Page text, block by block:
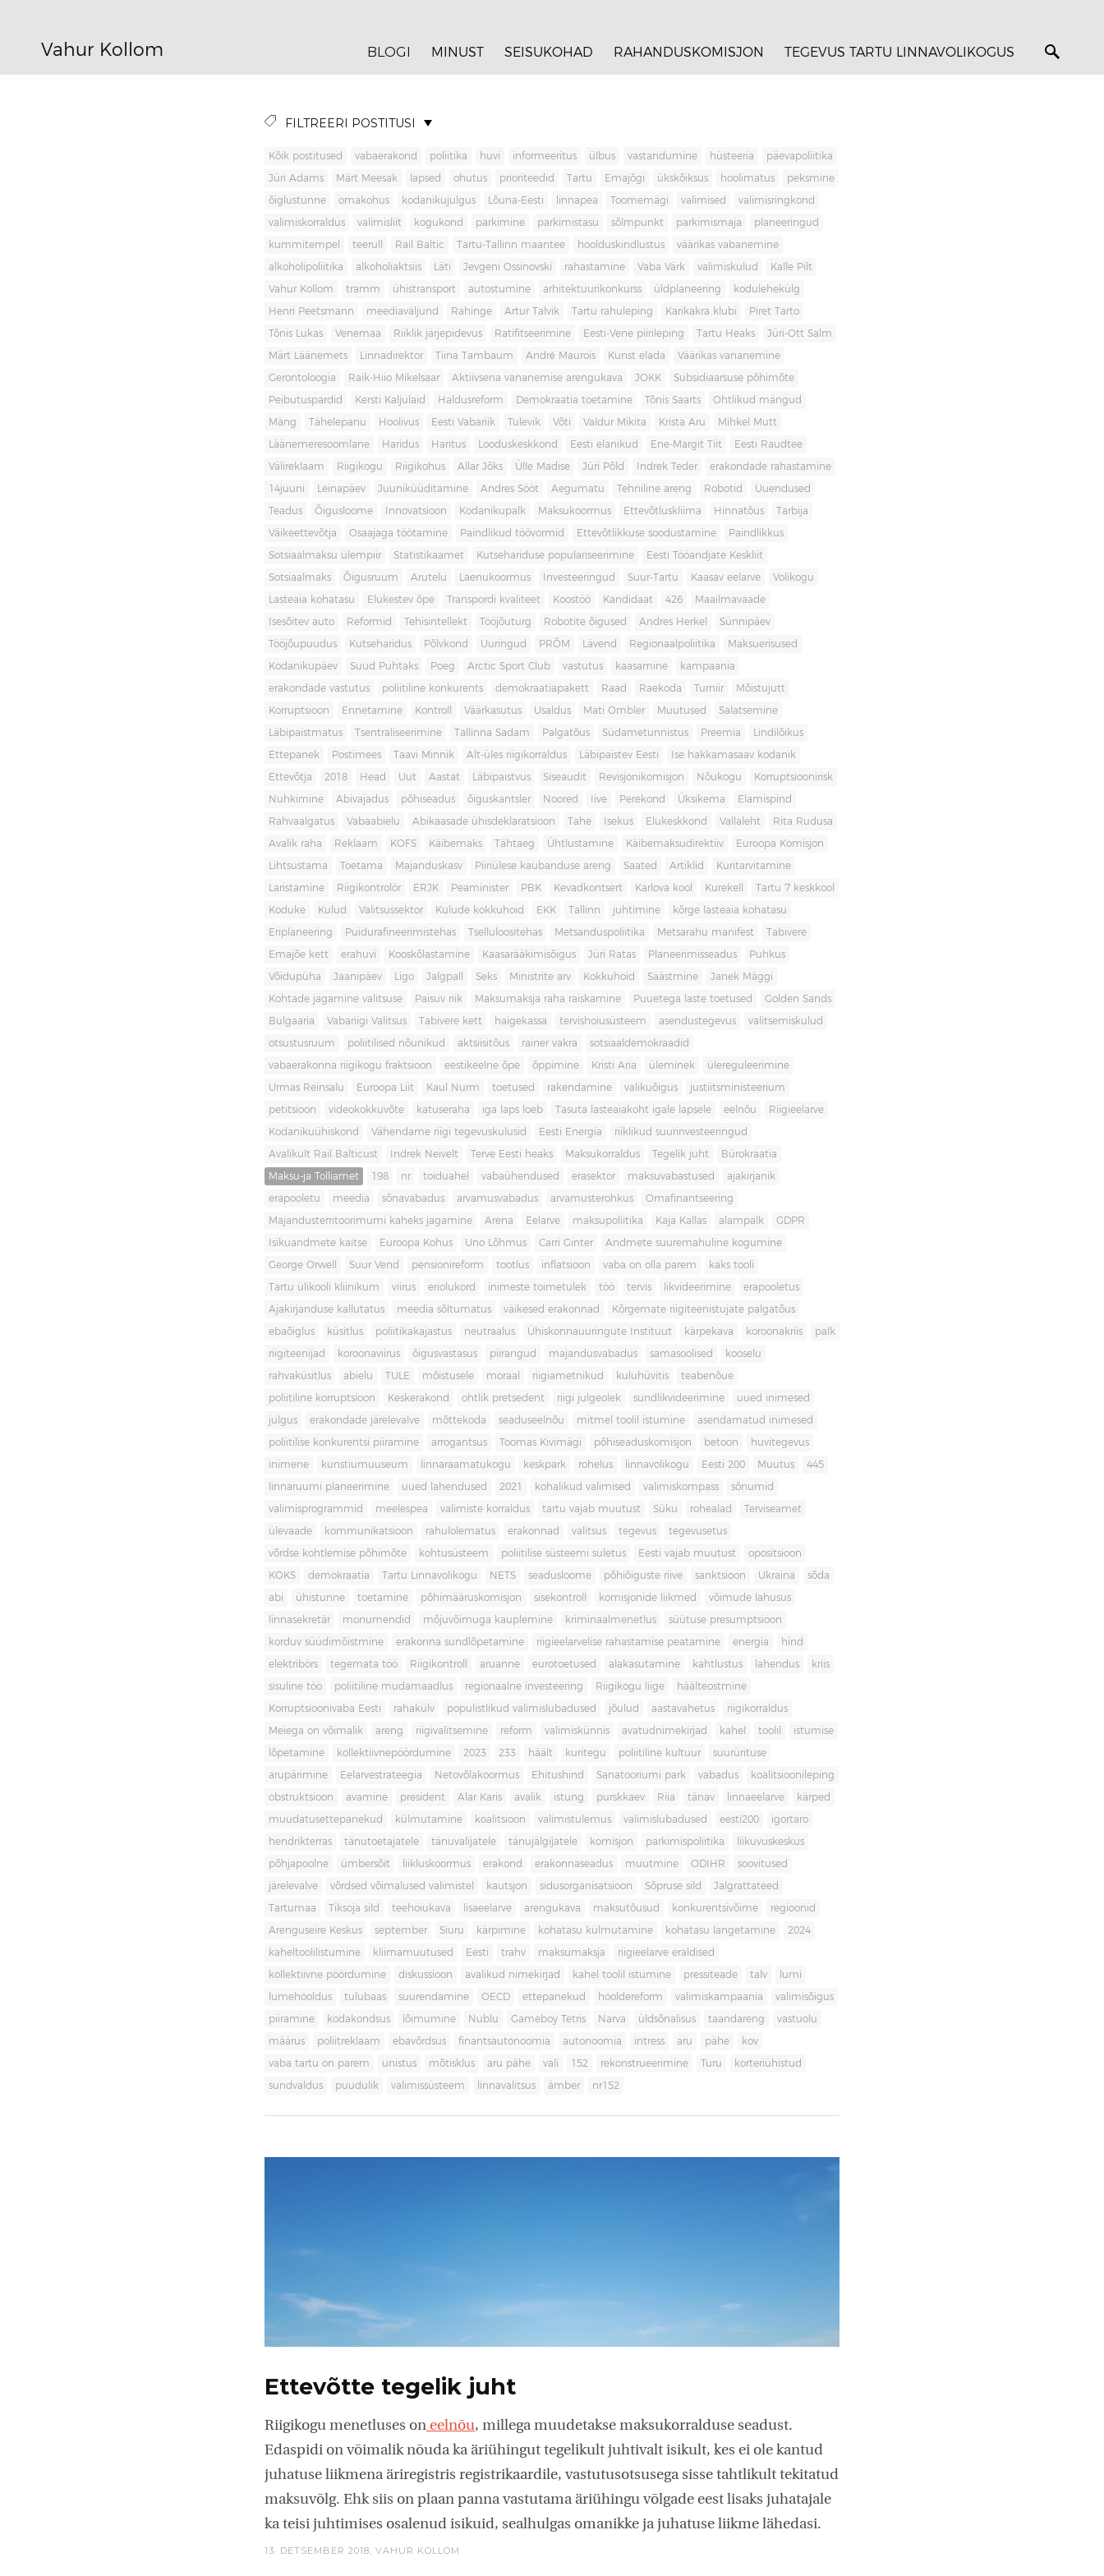
Vahur Kollom BLOGI MINUST SEISUKOHAD RAHANDUSKOMISJON TEGEVUS TARTU LINNAVOLIKOGUS
FILTREERI POSTITUSI
Kõik postitused vabaerakond poliitika huvi informeeritus ülbus vastandumine hüsteeria päevapoliitika
Jüri Adams Märt Meesak lapsed ohutus prioriteedid Tartu Emajõgi ükskõiksus hoolimatus peksmine
õiglustunne omakohus kodanikujulgus Lõuna-Eesti linnapea Toomemägi valimised valimisringkond
valimiskorraldus valimisliit kogukond parkimine parkimistasu sõlmpunkt parkimismaja planeeringud
kummitempel teerull Rail Baltic Tartu-Tallinn maantee hoolduskindlustus väärikas vabanemine
alkoholipoliitika alkoholiaktsiis Läti Jevgeni Ossinovski rahastamine Vaba Värk valimiskulud Kalle Pilt
Vahur Kollom tramm ühistransport autostumine arhitektuurikonkurss üldplaneering kodulehekülg
Henri Peetsmann meediaväljund Rahinge Artur Talvik Tartu rahuleping Karikakra klubi Piret Tarto
Tõnis Lukas Venemaa Riiklik järjepidevus Ratifitseerimine Eesti-Vene piirileping Tartu Heaks Jüri-Ott Salm
Märt Läänemets Linnadirektor Tiina Tambaum André Maurois Kunst elada Väärikas vananemine
Gerontoloogia Raik-Hiio Mikelsaar Aktiivsena vananemise arengukava JOKK Subsidiaarsuse põhimõte
Peibutuspardid Kersti Kaljulaid Haldusreform Demokraatia toetamine Tõnis Saarts Ohtlikud mängud
Mäng Tähelepanu Hoolivus Eesti Vabariik Tulevik Võti Valdur Mikita Krista Aru Mihkel Mutt
Läänemeresoomlane Haridus Haritus Looduskeskkond Eesti elanikud Ene-Margit Tiit Eesti Raudtee
Välireklaam Riigikogu Riigikohus Allar Jõks Ülle Madise Jüri Põld Indrek Teder erakondade rahastamine
14juuni Leinapäev Juuniküüditamine Andres Sööt Aegumatu Tehniline areng Robotid Uuendused
Teadus Õigusloome Innovatsioon Kodanikupalk Maksukoormus Ettevõtluskliima Hinnatõus Tarbija
Väikeettevõtja Osaajaga töötamine Paindlikud töövormid Ettevõtlikkuse soodustamine Paindlikkus
Sotsiaalmaksu ülempiir Statistikaamet Kutsehariduse populariseerimine Eesti Tööandjate Keskliit
Sotsiaalmaks Õigusruum Arutelu Laenukoormus Investeeringud Suur-Tartu Kaasav eelarve Volikogu
Lasteaia kohatasu Elukestev õpe Transpordi kvaliteet Koostöö Kandidaat 426 Maailmavaade
Isesõitev auto Reformid Tehisintellekt Tööjõuturg Robotite õigused Andres Herkel Sünnipäev
Tööjõupuudus Kutseharidus Põlvkond Uuringud PRÕM Lävend Regionaalpoliitika Maksuerisused
Kodanikupäev Suud Puhtaks Poeg Arctic Sport Club vastutus kaasamine kampaania
erakondade vastutus poliitiline konkurents demokraatiapakett Raad Raekoda Turniir Mõistujutt
Korruptsioon Ennetamine Kontroll Väärkasutus Usaldus Mati Ombler Muutused Salatsemine
Läbipaistmatus Tsentraliseerimine Tallinna Sadam Palgatõus Südametunnistus Preemia Lindilõikus
Ettepanek Postimees Taavi Minnik Alt-üles riigikorraldus Läbipaistev Eesti Ise hakkamasaav kodanik
Ettevõtja 2018 Head Uut Aastat Läbipaistvus Siseaudit Revisjonikomisjon Nõukogu Korruptsioonirisk
Nuhkimine Abivajadus põhiseadus õiguskantsler Noored Iive Perekond Üksikema Elamispind
Rahvaalgatus Vabaabielu Abikaasade ühisdeklaratsioon Tahe Isekus Elukeskkond Vallaleht Rita Rudusa
Avalik raha Reklaam KOFS Käibemaks Tähtaeg Ühtlustamine Käibemaksudirektiiv Euroopa Komisjon
Lihtsustama Toetama Majanduskasv Piiriülese kaubanduse areng Saated Artiklid Kuritarvitamine
Laristamine Riigikontrolör ERJK Peaminister PBK Kevadkontsert Karlova kool Kurekell Tartu 7 keskkool
Koduke Kulud Valitsussektor Kulude kokkuhoid EKK Tallinn juhtimine kõrge lasteaia kohatasu
Eriplaneering Puidurafineerimistehas Tselluloositehas Metsanduspoliitika Metsarahu manifest Tabivere
Emajõe kett erahuvi Kooskõlastamine Kaasarääkimisõigus Jüri Ratas Planeerimisseadus Puhkus
Võidupüha Jaanipäev Ligo Jalgpall Seks Ministrite arv Kokkuhoid Säästmine Janek Mäggi
Kohtade jagamine valitsuse Paisuv riik Maksumaksja raha raiskamine Puuetega laste toetused Golden Sands
Bulgaaria Vabariigi Valitsus Tabivere kett haigekassa tervishoiusüsteem asendustegevus valitsemiskulud
otsustusruum poliitilised nõunikud aktsiisitõus rainer vakra sotsiaaldemokraadid
vabaerakonna riigikogu fraktsioon eestikeelne õpe õppimine Kristi Aria üleminek ülereguleerimine
Urmas Reinsalu Euroopa Liit Kaul Nurm toetused rakendamine valikuõigus justiitsministeerium
petitsioon videokokkuvõte katuseraha iga laps loeb Tasuta lasteaiakoht igale lapsele eelnõu Riigieelarve
Kodanikuühiskond Vähendame riigi tegevuskulusid Eesti Energia riiklikud suurinvesteeringud
Avalikult Rail Balticust Indrek Neivelt Terve Eesti heaks Maksukorraldus Tegelik juht Bürokraatia
Maksu-ja Tolliamet 198 nr toiduahel vabaühendused erasektor maksuvabastused ajakirjanik
erapooletu meedia sõnavabadus arvamusvabadus arvamusterohkus Omafinantseering
Majandusterritoorimumi kaheks jagamine Arena Eelarve maksupoliitika Kaja Kallas alampalk GDPR
Isikuandmete kaitse Euroopa Kohus Uno Lõhmus Carri Ginter Andmete suuremahuline kogumine
George Orwell Suur Vend pensionireform tootlus inflatsioon vaba on olla parem kaks tooli
Tartu ülikooli kliinikum viirus eriolukord inimeste toimetulek töö tervis likvideerimine erapooletus
Ajakirjanduse kallutatus meedia sõltumatus väikesed erakonnad Kõrgemate riigiteenistujate palgatõus
ebaõiglus küsitlus poliitikakajastus neutraalus Ühiskonnauuringute Instituut kärpekava koroonakriis palk
riigiteenijad koroonaviirus õigusvastasus piirangud majandusvabadus samasoolised kooselu
rahvaküsitlus abielu TULE mõistusele moraal riigiametnikud kuluhüvitis teabenõue
poliitiline korruptsioon Keskerakond ohtlik pretsedent riigi julgeolek sundlikvideerimine uued inimesed
julgus erakondade järelevalve mõttekoda seaduseelnõu mitmel toolil istumine asendamatud inimesed
poliitilise konkurentsi piiramine arrogantsus Toomas Kivimägi põhiseaduskomisjon betoon huvitegevus
inimene kunstiumuuseum linnaraamatukogu keskpark rohelus linnavolikogu Eesti 200 Muutus 445
linnaruumi planeerimine uued lahendused 2021 kohalikud valimised valimiskompass sõnumid
valimisprogrammid meelespea valimiste korraldus tartu vajab muutust Süku rohealad Terviseamet
ülevaade kommunikatsioon rahulolematus erakonnad valitsus tegevus tegevusetus
võrdse kohtlemise põhimõte kohtusüsteem poliitilise süsteemi suletus Eesti vajab muutust opositsioon
KOKS demokraatia Tartu Linnavolikogu NETS seadusloome põhiõiguste riive sanktsioon Ukraina sõda
abi ühistunne toetamine põhimääruskomisjon sisekontroll komisjonide liikmed võimude lahusus
linnasekretär monumendid mõjuvõimuga kauplemine kriminaalmenetlus süütuse presumptsioon
korduv süüdimõistmine erakonna sundlõpetamine riigieelarvelise rahastamise peatamine energia hind
elektribörs tegemata töö Riigikontroll aruanne eurotoetused alakasutamine kahtlustus lahendus kriis
sisuline töö poliitiline mudamaadlus regionaalne investeering Riigikogu liige häälteostmine
Korruptsioonivaba Eesti rahakülv populistlikud valimislubadused jõulud aastavahetus riigikorraldus
Meiega on võimalik areng riigivalitsemine reform valimiskünnis avatudnimekirjad kahel toolil istumise
lõpetamine kollektiivnepöördumine 2023 233 häält kuritegu poliitiline kultuur suurürituse
arupärimine Eelarvestrateegia Netovõlakoormus Ehitushind Sanatooriumi park vabadus koalitsioonileping
obstruktsioon avamine president Alar Karis avalik istung purskkaev Riia tänav linnaeelarve kärped
muudatusettepanekud külmutamine koalitsioon valimistulemus valimislubadused eesti200 igortaro
hendrikterras tänutoetajatele tänuvalijatele tänujälgijatele komisjon parkimispoliitika liikuvuskeskus
põhjapoolne ümbersõit liikluskoormus erakond erakonnaseadus muutmine ODIHR soovitused
järelevalve võrdsed võimalused valimistel kautsjon sidusorganisatsioon Sõpruse sild Jalgrattateed
Tartumaa Tiksoja sild teehoiukava lisaeelarve arengukava maksutõusud konkurentsivõime regioonid
Arenguseire Keskus september Siuru kärpimine kohatasu külmutamine kohatasu langetamine 2024
kaheltoolilistumine kliimamuutused Eesti trahv maksumaksja riigieelarve eraldised
kollektiivne pöördumine diskussioon avalikud nimekirjad kahel toolil istumine pressiteade talv lumi
lumehooldus tulubaas suurendamine OECD ettepanekud hooldereform valimiskampaania valimisõigus
piiramine kodakondsus lõimumine Nublu Gameboy Tetris Narva üldsõnalisus taandareng vastuolu
määrus poliitreklaam ebavõrdsus finantsautonoomia autonoomia intress aru pähe kov
vaba tartu on parem unistus mõtisklus aru pähe vali 152 rekonstrueerimine Turu korteriühistud
sundvaldus puudulik valimissüsteem linnavalitsus ämber nr152
Ettevõtte tegelik juht
Riigikogu menetluses on eelnõu, millega muudetakse maksukorralduse seadust.
Edaspidi on võimalik nõuda ka äriühingut tegelikult juhtivalt isikult, kes ei ole kantud
juhatuse liikmena äriregistris registrikaardile, vastutusotsusega sisse tahtlikult tekitatud
maksuvõlg. Ehk siis on plaan panna vastutama äriühingu võlgade eest lisaks juhatajale
ka teisi juhtimises osalenud isikuid, sealhulgas omanikke ja juhatuse liikme lähedasi.
13. DETSEMBER 2018, VAHUR KOLLOM